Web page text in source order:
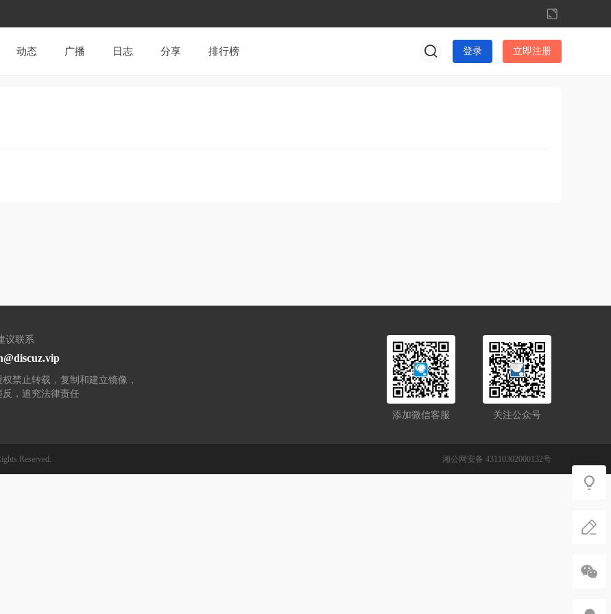
切
换
到
宽
动态 广播 日志 分享 排行榜 登录 立即注册
议联系
禁止转载，复制和建立镜像，
反，追究法律责任
关注公众号
添加微信客服
Reserved. 湘公网安备 43110302000132号